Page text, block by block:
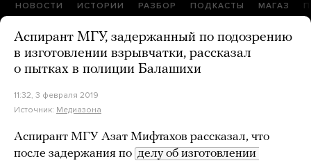
НОВОСТИ ИСТОРИИ РАЗБОР ПОДКАСТЫ МАГАЗ
Аспирант МГУ, задержанный по подозрению
в изготовлении взрывчатки, рассказал
о пытках в полиции Балашихи
11:32, 3 февраля 2019
Источник: Медиазона
Аспирант МГУ Азат Мифтахов рассказал, что
после задержания по делу об изготовлении